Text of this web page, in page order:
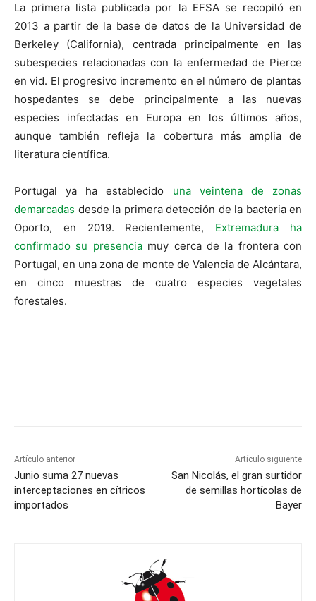
La primera lista publicada por la EFSA se recopiló en
2013 a partir de la base de datos de la Universidad de
Berkeley (California), centrada principalmente en las
subespecies relacionadas con la enfermedad de Pierce
en vid. El progresivo incremento en el número de plantas
hospedantes se debe principalmente a las nuevas
especies infectadas en Europa en los últimos años,
aunque también refleja la cobertura más amplia de
literatura científica.
Portugal ya ha establecido una veintena de zonas
demarcadas desde la primera detección de la bacteria en
Oporto, en 2019. Recientemente, Extremadura ha
confirmado su presenciamuy cerca de la frontera con
Portugal, en una zona de monte de Valencia de Alcántara,
en cinco muestras de cuatro especies vegetales
forestales.
Artículo anterior
Junio suma 27 nuevas
interceptaciones en cítricos
importados
Artículo siguiente
San Nicolás, el gran surtidor
de semillas hortícolas de
Bayer